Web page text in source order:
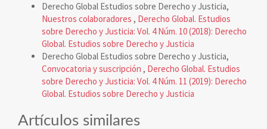
Derecho Global Estudios sobre Derecho y Justicia,
Nuestros colaboradores , Derecho Global. Estudios
sobre Derecho y Justicia: Vol. 4 Núm. 10 (2018): Derecho
Global. Estudios sobre Derecho y Justicia
Derecho Global Estudios sobre Derecho y Justicia,
Convocatoria y suscripción , Derecho Global. Estudios
sobre Derecho y Justicia: Vol. 4 Núm. 11 (2019): Derecho
Global. Estudios sobre Derecho y Justicia
Artículos similares